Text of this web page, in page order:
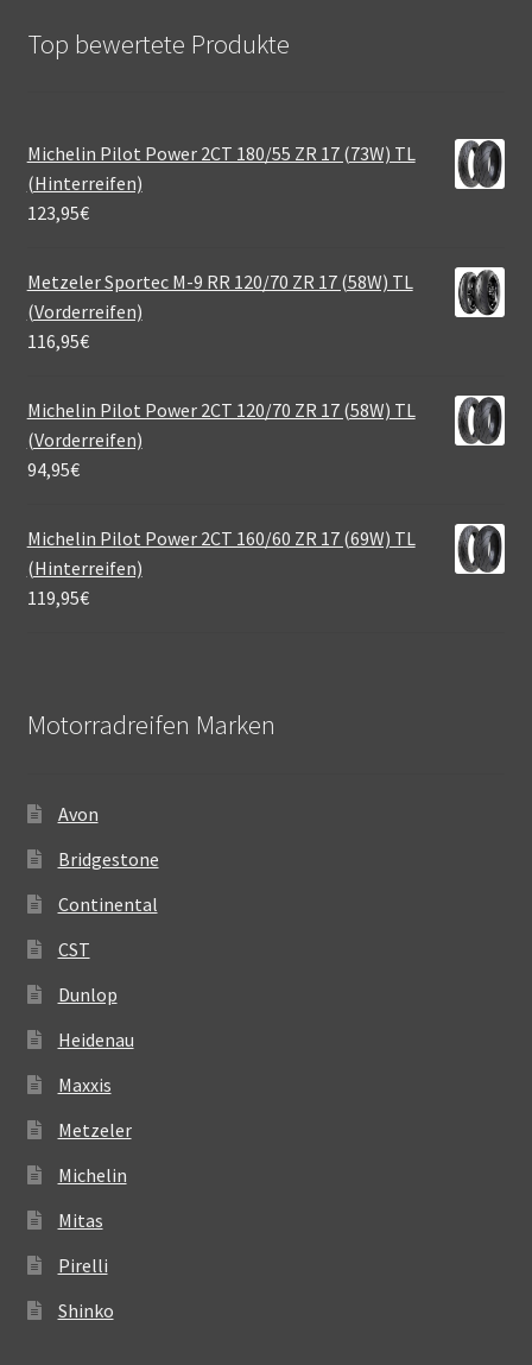
Top bewertete Produkte
Michelin Pilot Power 2CT 180/55 ZR 17 (73W) TL
(Hinterreifen)
123,95€
Metzeler Sportec M-9 RR 120/70 ZR 17 (58W) TL
(Vorderreifen)
116,95€
Michelin Pilot Power 2CT 120/70 ZR 17 (58W) TL
(Vorderreifen)
94,95€
Michelin Pilot Power 2CT 160/60 ZR 17 (69W) TL
(Hinterreifen)
119,95€
Motorradreifen Marken
Avon
Bridgestone
Continental
CST
Dunlop
Heidenau
Maxxis
Metzeler
Michelin
Mitas
Pirelli
Shinko